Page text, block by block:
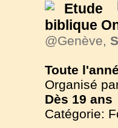
Etude
biblique
@Genève,
Toute
Organisé
Dès 19 ans
Catégorie: